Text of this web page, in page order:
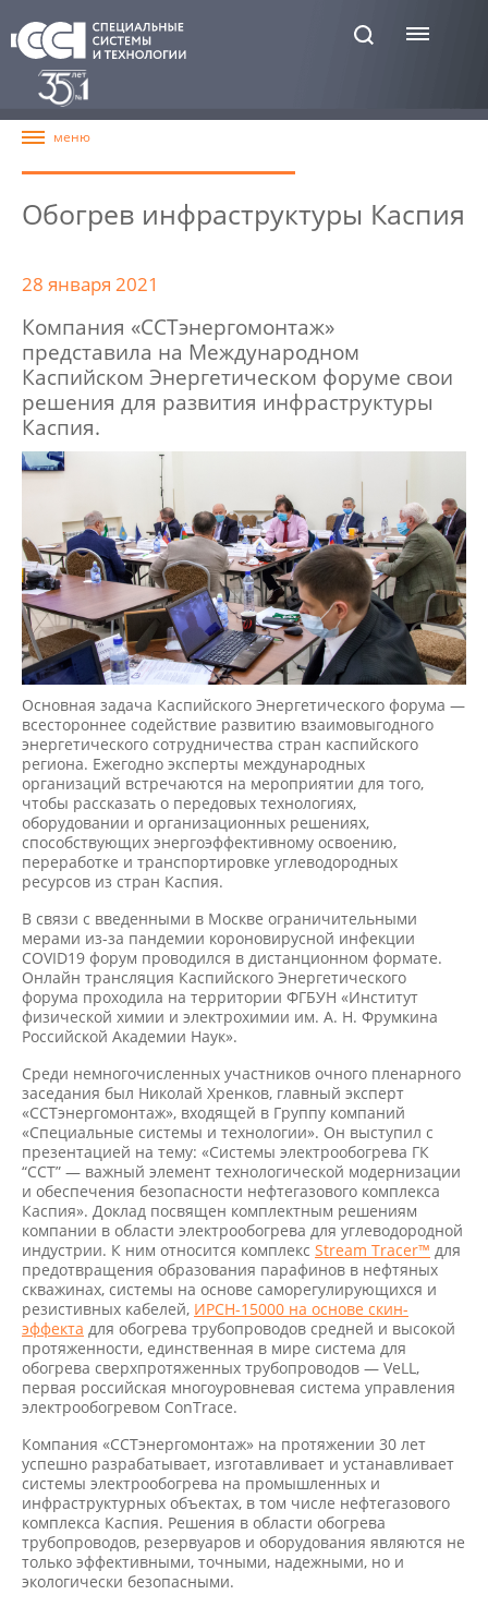
Обогрев инфраструктуры Каспия
28 января 2021
Компания «ССТэнергомонтаж»
представила на Международном
Каспийском Энергетическом форуме свои
решения для развития инфраструктуры
Каспия.
Основная задача Каспийского Энергетического форума —
всестороннее содействие развитию взаимовыгодного
энергетического сотрудничества стран каспийского
региона. Ежегодно эксперты международных
организаций встречаются на мероприятии для того,
чтобы рассказать о передовых технологиях,
оборудовании и организационных решениях,
способствующих энергоэффективному освоению,
переработке и транспортировке углеводородных
ресурсов из стран Каспия.
В связи с введенными в Москве ограничительными
мерами из-за пандемии короновирусной инфекции
COVID19 форум проводился в дистанционном формате.
Онлайн трансляция Каспийского Энергетического
форума проходила на территории ФГБУН «Институт
физической химии и электрохимии им. А. Н. Фрумкина
Российской Академии Наук».
Среди немногочисленных участников очного пленарного
заседания был Николай Хренков, главный эксперт
«ССТэнергомонтаж», входящей в Группу компаний
«Специальные системы и технологии». Он выступил с
презентацией на тему: «Системы электрообогрева ГК
“ССТ” — важный элемент технологической модернизации
и обеспечения безопасности нефтегазового комплекса
Каспия». Доклад посвящен комплектным решениям
компании в области электрообогрева для углеводородной
индустрии. К ним относится комплекс Stream Tracer™ для
предотвращения образования парафинов в нефтяных
скважинах, системы на основе саморегулирующихся и
резистивных кабелей, ИРСН-15000 на основе скин-
эффекта для обогрева трубопроводов средней и высокой
протяженности, единственная в мире система для
обогрева сверхпротяженных трубопроводов — VeLL,
первая российская многоуровневая система управления
электрообогревом ConTrace.
Компания «ССТэнергомонтаж» на протяжении 30 лет
успешно разрабатывает, изготавливает и устанавливает
системы электрообогрева на промышленных и
инфраструктурных объектах, в том числе нефтегазового
комплекса Каспия. Решения в области обогрева
трубопроводов, резервуаров и оборудования являются не
только эффективными, точными, надежными, но и
экологически безопасными.